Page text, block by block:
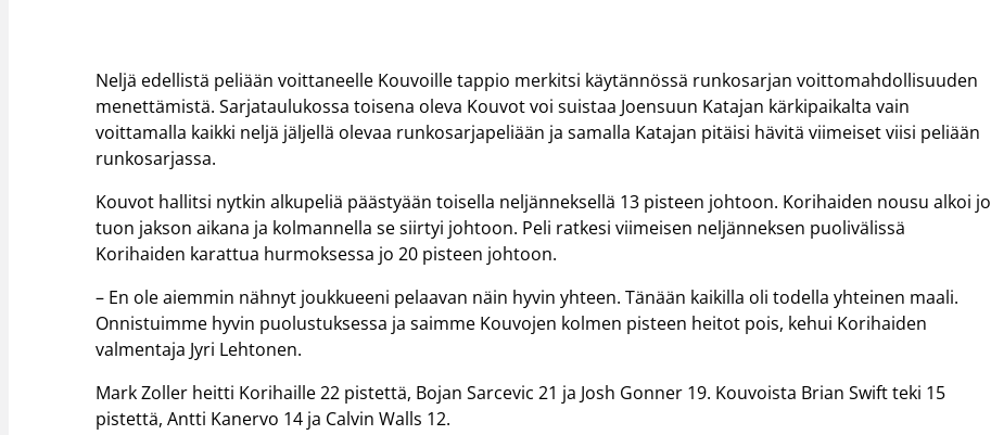
Neljä edellistä peliään voittaneelle Kouvoille tappio merkitsi käytännössä runkosarjan voittomahdollisuuden
menettämistä. Sarjataulukossa toisena oleva Kouvot voi suistaa Joensuun Katajan kärkipaikalta vain
voittamalla kaikki neljä jäljellä olevaa runkosarjapeliään ja samalla Katajan pitäisi hävitä viimeiset viisi peliään
runkosarjassa.
Kouvot hallitsi nytkin alkupeliä päästyään toisella neljänneksellä 13 pisteen johtoon. Korihaiden nousu alkoi jo
tuon jakson aikana ja kolmannella se siirtyi johtoon. Peli ratkesi viimeisen neljänneksen puolivälissä
Korihaiden karattua hurmoksessa jo 20 pisteen johtoon.
– En ole aiemmin nähnyt joukkueeni pelaavan näin hyvin yhteen. Tänään kaikilla oli todella yhteinen maali.
Onnistuimme hyvin puolustuksessa ja saimme Kouvojen kolmen pisteen heitot pois, kehui Korihaiden
valmentaja Jyri Lehtonen.
Mark Zoller heitti Korihaille 22 pistettä, Bojan Sarcevic 21 ja Josh Gonner 19. Kouvoista Brian Swift teki 15
pistettä, Antti Kanervo 14 ja Calvin Walls 12.